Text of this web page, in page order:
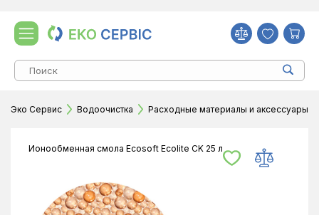
Эко Сервис Водоочистка Расходные материалы и аксессуары
Ионообменная смола Ecosoft Ecolite CK 25 л